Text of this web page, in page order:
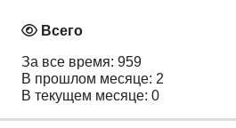
Всего
За все время: 959
В прошлом месяце: 2
В текущем месяце: 0